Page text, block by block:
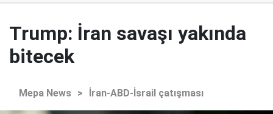
Trump: İran savaşı yakında
bitecek
Mepa News > İran-ABD-İsrail çatışması